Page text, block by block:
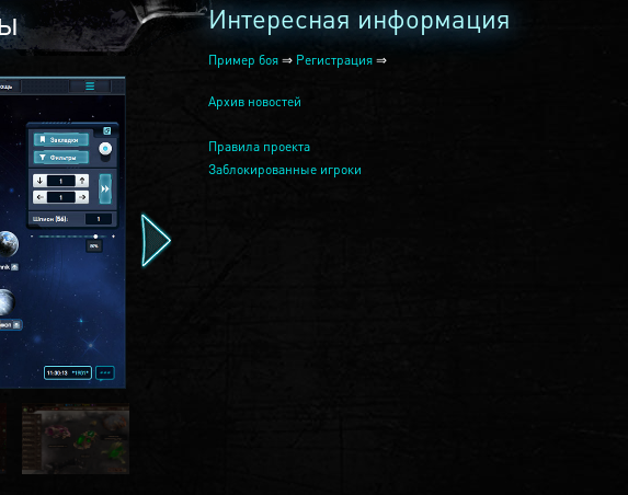
Интересная информация
Пример боя ⇒ Регистрация ⇒
Архив новостей
Правила проекта
Заблокированные игроки